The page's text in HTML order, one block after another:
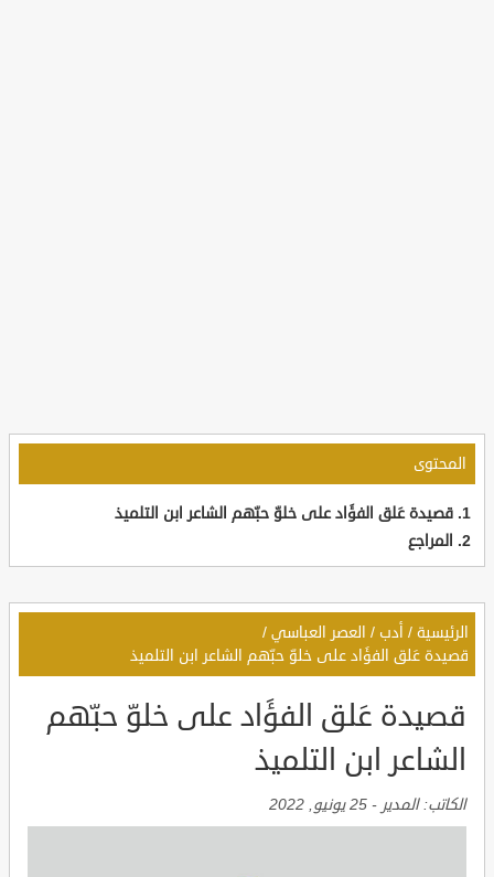
المحتوى
قصيدة عَلق الفؤَاد على خلوّ حبّهم الشاعر ابن التلميذ
المراجع
الرئيسية / أدب / العصر العباسي /
قصيدة عَلق الفؤَاد على خلوّ حبّهم الشاعر ابن التلميذ
قصيدة عَلق الفؤَاد على خلوّ حبّهم
الشاعر ابن التلميذ
الكاتب:المدير - 25 يونيو, 2022